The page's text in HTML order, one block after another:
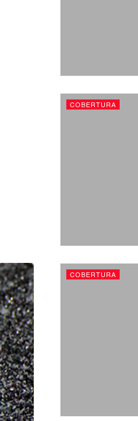
COBERTURA
COBERTURA